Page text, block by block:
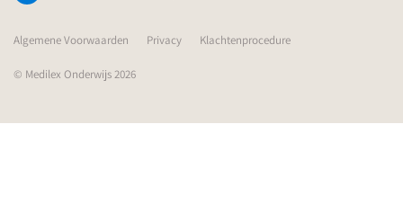
Algemene Voorwaarden Privacy Klachtenprocedure
© Medilex Onderwijs 2026